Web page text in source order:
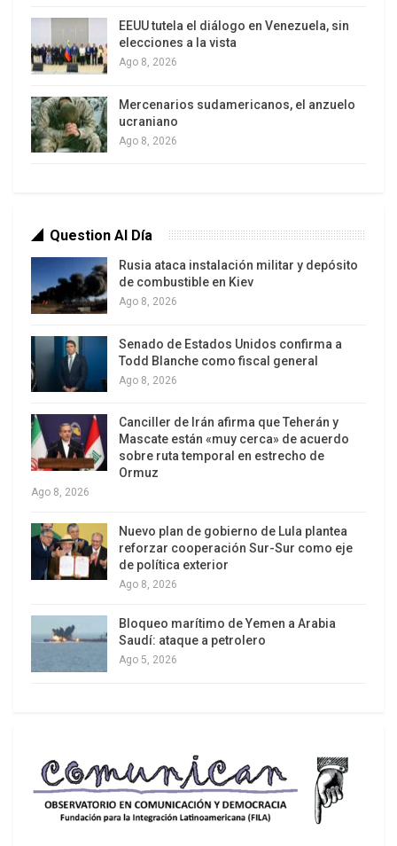
EEUU tutela el diálogo en Venezuela, sin
elecciones a la vista
Ago 8, 2026
Mercenarios sudamericanos, el anzuelo
ucraniano
Ago 8, 2026
Question Al Día
Rusia ataca instalación militar y depósito
de combustible en Kiev
Ago 8, 2026
Senado de Estados Unidos confirma a
Todd Blanche como fiscal general
Ago 8, 2026
Canciller de Irán afirma que Teherán y
Mascate están «muy cerca» de acuerdo
sobre ruta temporal en estrecho de
Ormuz
Ago 8, 2026
Nuevo plan de gobierno de Lula plantea
reforzar cooperación Sur-Sur como eje
de política exterior
Ago 8, 2026
Bloqueo marítimo de Yemen a Arabia
Saudí: ataque a petrolero
Ago 5, 2026